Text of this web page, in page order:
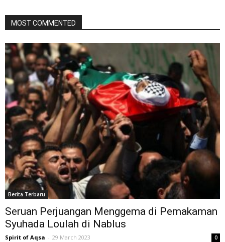
MOST COMMENTED
Berita Terbaru
Seruan Perjuangan Menggema di Pemakaman
Syuhada Loulah di Nablus
Spirit of Aqsa - 29 March 2023 0